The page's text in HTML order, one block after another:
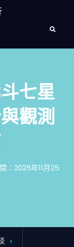
Search
七星
觀測
：2025年11月25